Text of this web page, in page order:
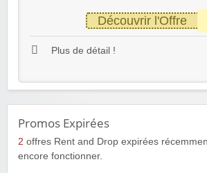
Découvrir l'Offre
Plus de détail !
Promos Expirées
2 offres Rent and Drop expirées
encore fonctionner.